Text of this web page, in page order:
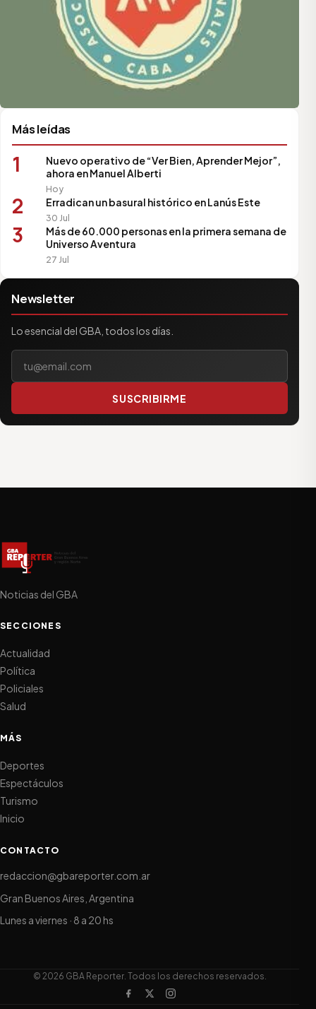
Más leídas
1
Nuevo operativo de “Ver Bien, Aprender Mejor”,
ahora en Manuel Alberti
Hoy
2 Erradican un basural histórico en Lanús Este
30 Jul
3
Más de 60.000 personas en la primera semana de
Universo Aventura
27 Jul
Newsletter
Lo esencial del GBA, todos los días.
SUSCRIBIRME
Noticias del GBA
SECCIONES
Actualidad
Política
Policiales
Salud
MÁS
Deportes
Espectáculos
Turismo
Inicio
CONTACTO
redaccion@gbareporter.com.ar
Gran Buenos Aires, Argentina
Lunes a viernes · 8 a 20 hs
© 2026 GBA Reporter. Todos los derechos reservados.